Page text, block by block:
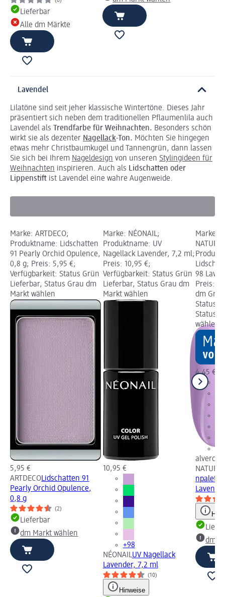
Lieferbar
Alle dm Märkte
Lavendel
Lilatöne sind seit jeher klassische Wintertöne. Dieses Jahr
präsentiert sich neben dem traditionellen Pflaumenlila auch
Lavendel als
Trendfarbe für Weihnachten. Besonders schön
wirkt sie als dezenter Nagellack-Ton. Möchten Sie hingegen
etwas mehr Christbaumkugel und Tannengrün, dann lassen
Sie sich bei Ihrem Nageldesign von unseren Stylingideen für
Weihnachten inspirieren. Auch als Lidschatten oder
Lippenstift ist Lavendel eine wahre Augenweide.
Marke: ARTDECO;
Produktname: Lidschatten
91 Pearly Orchid Opulence,
0,8 g; Preis: 5,95 €;
Verfügbarkeit: Status Grün
Lieferbar, Status Grau dm
Markt wählen
5,95 €
ARTDECOLidschatten 91
Pearly Orchid Opulence,
0,8 g
(2)
Lieferbar
dm Markt wählen
Marke: NÉONAIL;
Produktname: UV
Nagellack Lavender, 7,2 ml;
Preis: 10,95 €;
Verfügbarkeit: Status Grün
Lieferbar, Status Grau dm
Markt wählen
10,95 €
+98
NÉONAILUV Nagellack
Lavender, 7,2 ml
(10)
Hinweise
Marke:
98
Preis:
dm
Status
Status
wählen
4,45 €
alverde
npalette
dm